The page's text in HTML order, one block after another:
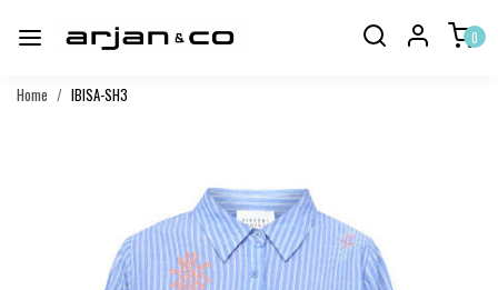
0
Home IBISA-SH3